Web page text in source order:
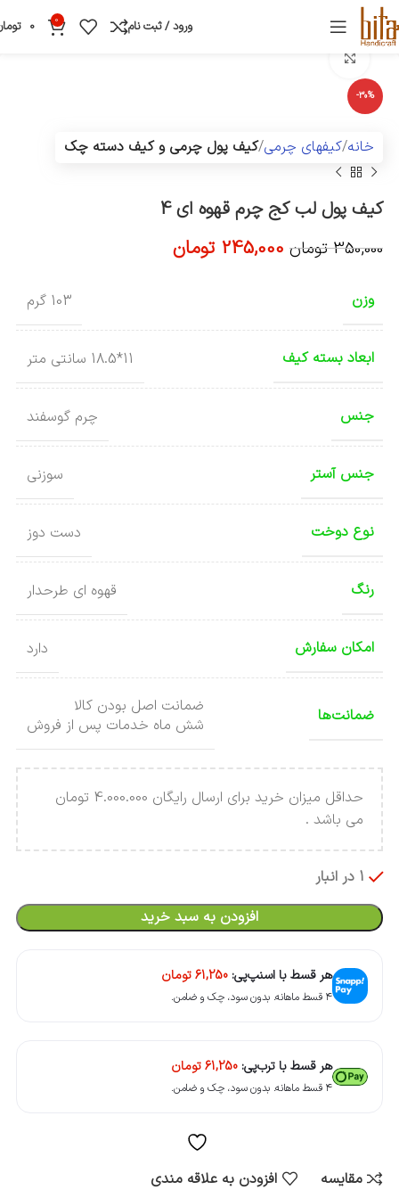
ورود / ثبت نام 0
0
-30%
خانه کیفهای چرمی کیف پول چرمی و کیف دسته چک
کیف پول لب کج چرم قهوه ای 4
350,000 تومان 245,000 تومان
وزن 103 گرم
ابعاد بسته کیف 11*18.5 سانتی متر
جنس چرم گوسفند
جنس آستر سوزنی
نوع دوخت دست دوز
رنگ قهوه ای طرحدار
امکان سفارش دارد
ضمانت‌ها
ضمانت اصل بودن کالا
شش ماه خدمات پس از فروش
حداقل میزان خرید برای ارسال رایگان 4.000.000 تومان
می باشد .
1 در انبار
افزودن به سبد خرید
هر قسط با اسنپ‌پی: 61,250تومان
۴ قسط ماهانه. بدون سود، چک و ضامن.
هر قسط با ترب‌پی: 61,250تومان
۴ قسط ماهانه. بدون سود، چک و ضامن.
مقایسه افزودن به علاقه مندی